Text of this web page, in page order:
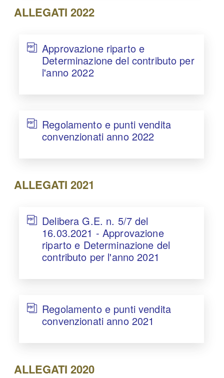
ALLEGATI 2022
Approvazione riparto e
Determinazione del contributo per
l'anno 2022
Regolamento e punti vendita
convenzionati anno 2022
ALLEGATI 2021
Delibera G.E. n. 5/7 del
16.03.2021 - Approvazione
riparto e Determinazione del
contributo per l'anno 2021
Regolamento e punti vendita
convenzionati anno 2021
ALLEGATI 2020